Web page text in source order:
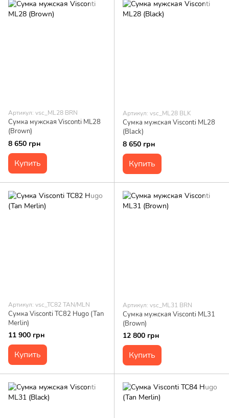
Артикул: vsc_ML28 BRN
Сумка мужская Visconti ML28
(Brown)
8 650 грн
Купить
Артикул: vsc_ML28 BLK
Сумка мужская Visconti ML28
(Black)
8 650 грн
Купить
Артикул: vsc_TC82 TAN/MLN
Сумка Visconti TC82 Hugo (Tan
Merlin)
11 900 грн
Купить
Артикул: vsc_ML31 BRN
Сумка мужская Visconti ML31
(Brown)
12 800 грн
Купить